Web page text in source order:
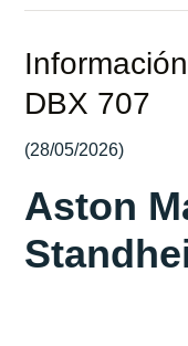
DBX 707
(28/05/2026)
Aston